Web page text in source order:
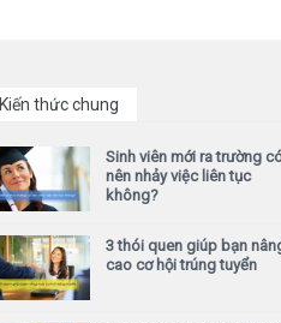
Kiến thức chung
Sinh viên mới ra trường
nên nhảy việc liên tục
không?
3 thói quen giúp bạn
cao cơ hội trúng tuyển